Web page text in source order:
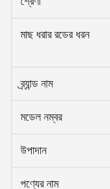
মাছ ধরার রডের ধরন
ব্র্যান্ড নাম
মডেল নম্বর
উপাদান
পণ্যের নাম